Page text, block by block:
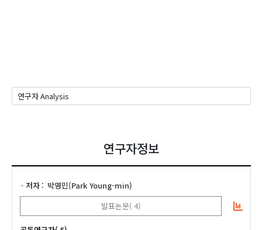
연구자정보
저자
박영민(Park Young-min)
발표논문( 4)